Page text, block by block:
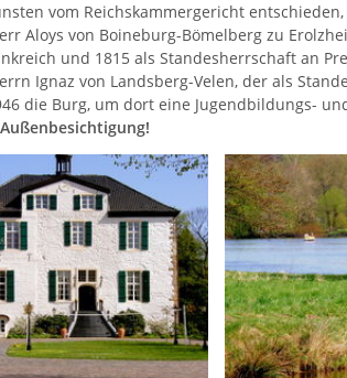
vom Reichskammergericht
Aloys von Boineburg-Bömelberg zu
und 1815 als Standesherrschaft an
Ignaz von Landsberg-Velen, der als
die Burg, um dort eine Jugendbildungs-